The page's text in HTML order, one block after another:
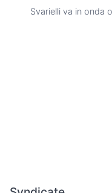
Svarielli va in onda